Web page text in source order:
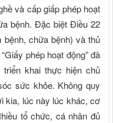
và cấp giấp phép hoạt
bệnh. Ðặc biệt Ðiều 22
chữa bệnh) và thủ
phép hoạt động” đã
khai thực hiện chủ
sức khỏe. Không quy
kia, lúc này lúc khác, cơ
tổ chức, cá nhân đủ